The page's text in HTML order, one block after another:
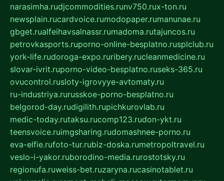
narasimha.rudjcommodities.runv750.rux-ton.ru
newsplain.rucardvoice.rumodopaper.rumanunae.ru
gbget.rualfeihavsalnassr.rumadoma.rutajuncos.ru
petrovkasports.ruporno-online-besplatno.rusplclub.ru
york-life.rudoroga-expo.ruribery.rucleanmedicine.ru
slovar-ivrit.ruporno-video-besplatno.ruseks-365.ru
ovucontrol.rusloty-igrovyye-avtomaty.ru
ru-industriya.rurusskoe-porno-besplatno.ru
belgorod-day.rudigilith.rupichkurovlab.ru
medic-today.rutaksu.rucomp123.rudon-ykt.ru
teensvoice.ruimgsharing.rudomashnee-porno.ru
eva-elfie.rufoto-tur.rubiz-doska.rumetropoltravel.ru
veslo-i-yakor.ruborodino-media.rurostotsky.ru
regionufa.ruweiss-bet.ruzaryna.rucasinotablet.ru